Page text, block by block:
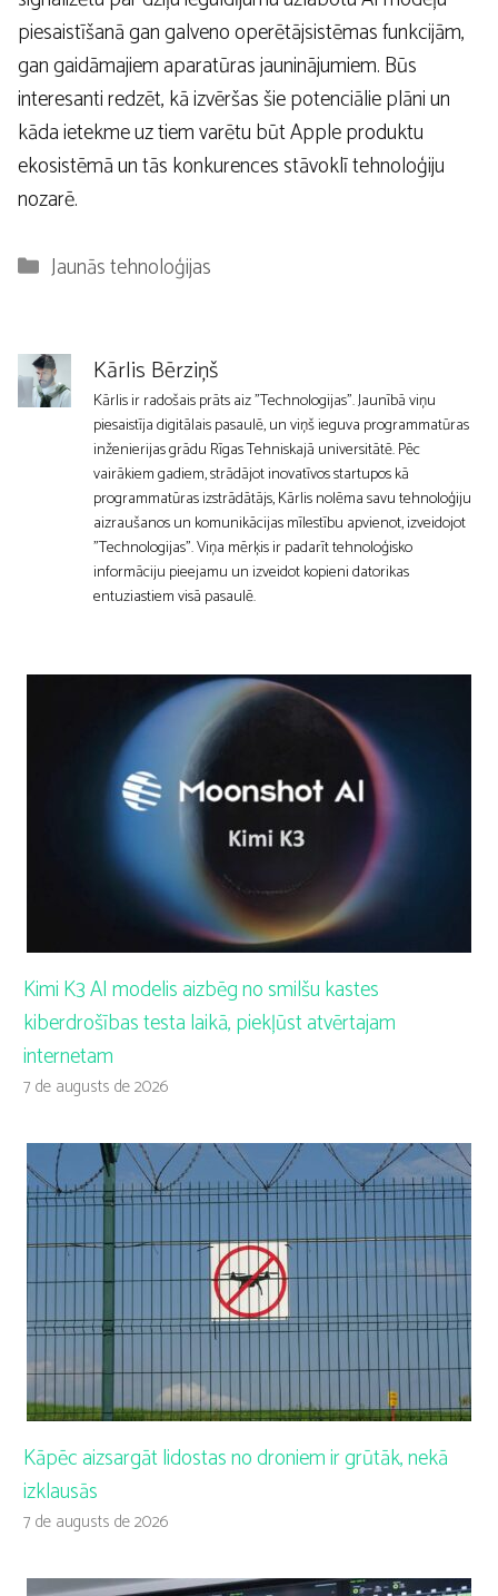
piesaistīšanā gan galveno operētājsistēmas funkcijām,
gan gaidāmajiem aparatūras jauninājumiem. Būs
interesanti redzēt, kā izvēršas šie potenciālie plāni un
kāda ietekme uz tiem varētu būt Apple produktu
ekosistēmā un tās konkurences stāvoklī tehnoloģiju
nozarē.
Kategorijas
Jaunās tehnoloģijas
Kārlis Bērziņš
Kārlis ir radošais prāts aiz "Technologijas". Jaunībā viņu
piesaistīja digitālais pasaulē, un viņš ieguva programmatūras
inženierijas grādu Rīgas Tehniskajā universitātē. Pēc
vairākiem gadiem, strādājot inovatīvos startupos kā
programmatūras izstrādātājs, Kārlis nolēma savu tehnoloģiju
aizraušanos un komunikācijas mīlestību apvienot, izveidojot
"Technologijas". Viņa mērķis ir padarīt tehnoloģisko
informāciju pieejamu un izveidot kopieni datorikas
entuziastiem visā pasaulē.
Kimi K3 AI modelis aizbēg no smilšu kastes
kiberdrošības testa laikā, piekļūst atvērtajam
internetam
7 de augusts de 2026
Kāpēc aizsargāt lidostas no droniem ir grūtāk, nekā
izklausās
7 de augusts de 2026